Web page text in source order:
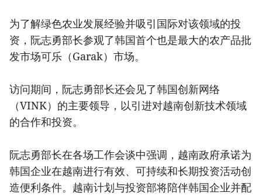
为了解绿色农业发展经验并吸引国际对该领域的投
资，阮志勇部长参观了韩国首个也是最大的农产品批
发市场可乐（Garak）市场。
访问期间，阮志勇部长还会见了韩国创新网络
（VINK）的主要领导，以引进对越南创新技术领域
的合作和投资。
阮志勇部长在各场工作会谈中强调，越南政府承诺为
韩国企业在越南进行有效、可持续和长期投资活动创
造便利条件。越南计划与投资部将陪伴韩国企业并配